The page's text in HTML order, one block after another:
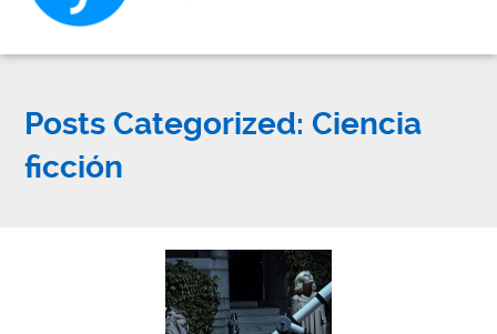
Posts Categorized: Ciencia
ficción